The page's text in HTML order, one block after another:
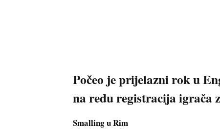
Počeo je prijelazni rok u
na redu registracija igrača
Smalling u Rim